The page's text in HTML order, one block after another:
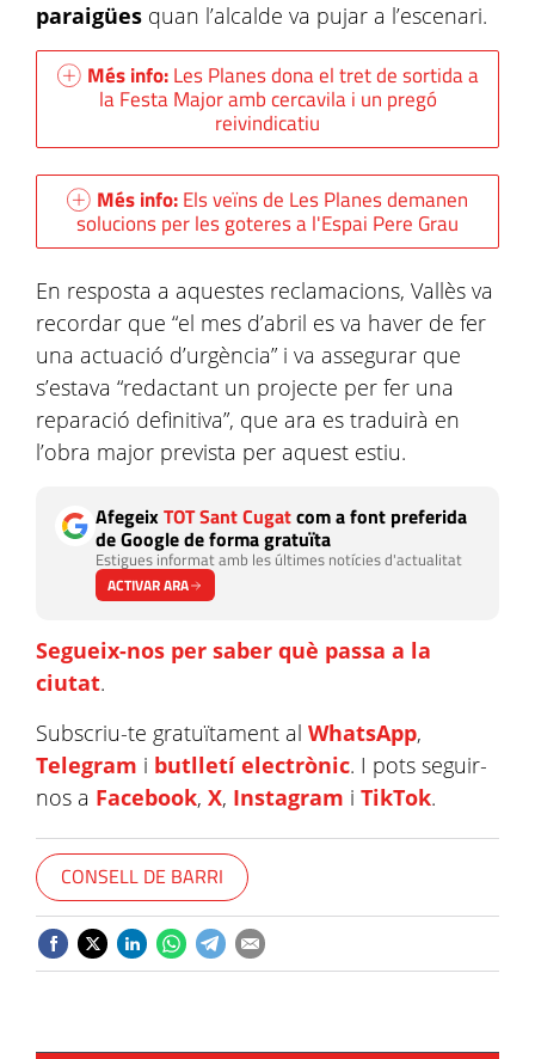
paraigües quan l’alcalde va pujar a l’escenari.
Més info:Les Planes dona el tret de sortida a
la Festa Major amb cercavila i un pregó
reivindicatiu
Més info:Els veïns de Les Planes demanen
solucions per les goteres a l'Espai Pere Grau
En resposta a aquestes reclamacions, Vallès va
recordar que “el mes d’abril es va haver de fer
una actuació d’urgència” i va assegurar que
s’estava “redactant un projecte per fer una
reparació definitiva”, que ara es traduirà en
l’obra major prevista per aquest estiu.
AfegeixTOT Sant Cugatcom a font preferida
de Google de forma gratuïta
Estigues informat amb les últimes notícies d'actualitat
ACTIVAR ARA
Segueix-nos per saber què passa a la
ciutat.
Subscriu-te gratuïtament al WhatsApp,
Telegram i butlletí electrònic. I pots seguir-
nos a Facebook, X, Instagram i TikTok.
CONSELL DE BARRI